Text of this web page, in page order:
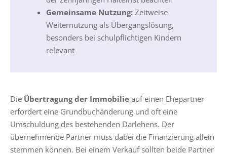
Gemeinsame Nutzung: Zeitweise
Weiternutzung als Übergangslösung,
besonders bei schulpflichtigen Kindern
relevant
Die Übertragung der Immobilie auf einen Ehepartner
erfordert eine Grundbuchänderung und oft eine
Umschuldung des bestehenden Darlehens. Der
übernehmende Partner muss dabei die Finanzierung allein
stemmen können. Bei einem Verkauf sollten beide Partner